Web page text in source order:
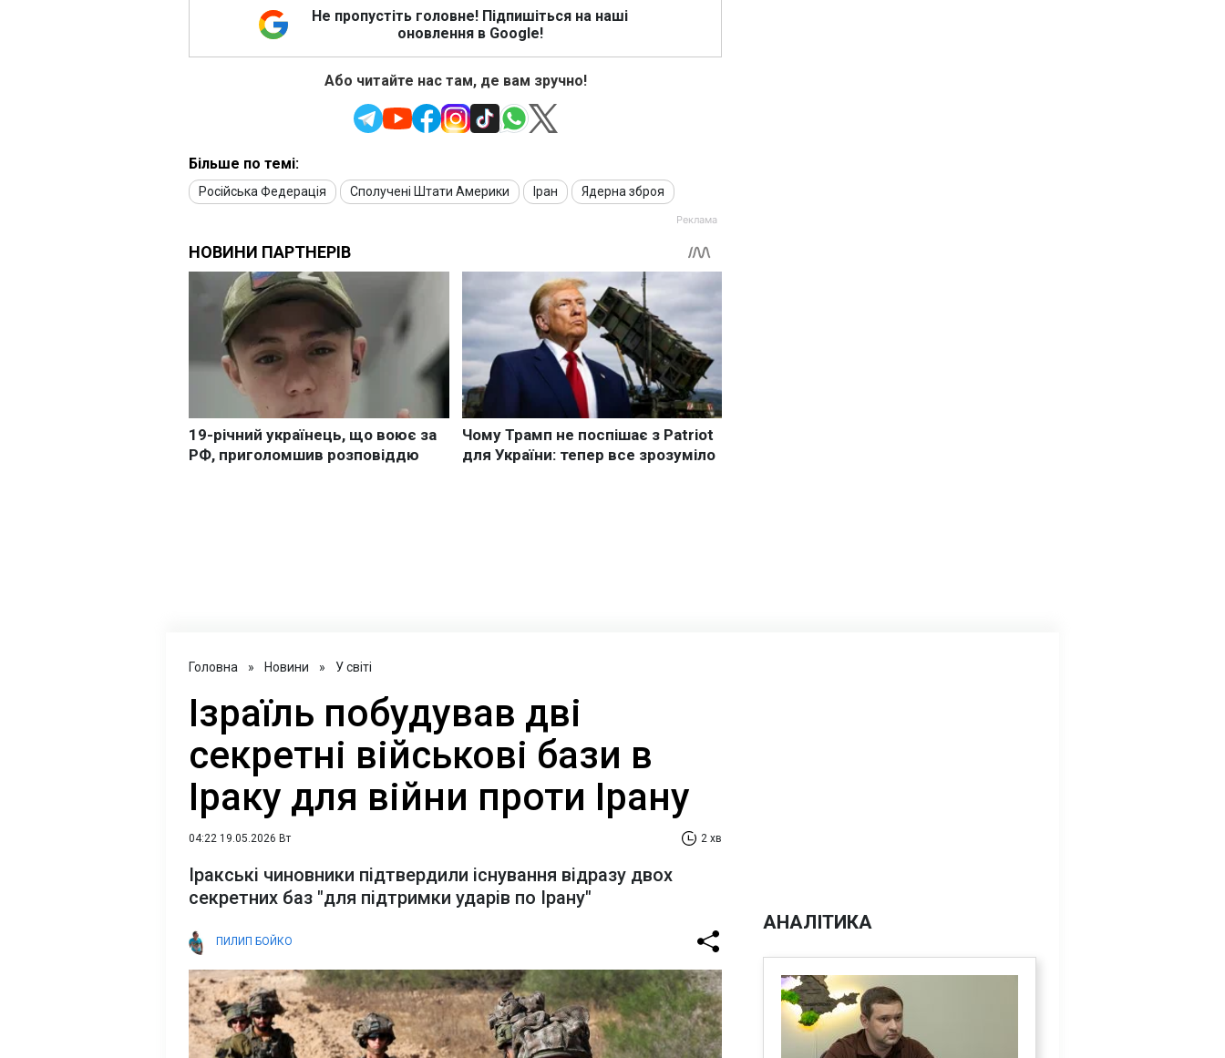
Не пропустіть головне! Підпишіться на наші
оновлення в Google!
Або читайте нас там, де вам зручно!
Більше по темі:
Російська Федерація Сполучені Штати Америки Іран Ядерна зброя
Головна » Новини » У світі
Ізраїль побудував дві
секретні військові бази в
Іраку для війни проти Ірану
04:22 19.05.2026 Вт 2 хв
Іракські чиновники підтвердили існування відразу двох
секретних баз "для підтримки ударів по Ірану"
ПИЛИП БОЙКО
АНАЛІТИКА